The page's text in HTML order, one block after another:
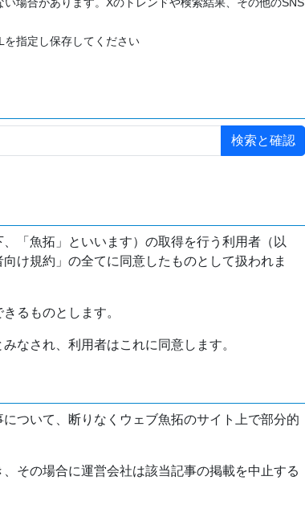
指定し保存してください
「魚拓」といいます）の取得を行う利用者（以
け規約」の全てに同意したものとして扱われま
るものとします。
なされ、利用者はこれに同意します。
ついて、断りなくウェブ魚拓のサイト上で部分的
その場合に運営会社は該当記事の掲載を中止する